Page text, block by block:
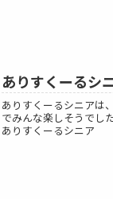
ありすくーる
ありすくーるシニアは
でみんな楽しそうでし
ありすくーるシニア